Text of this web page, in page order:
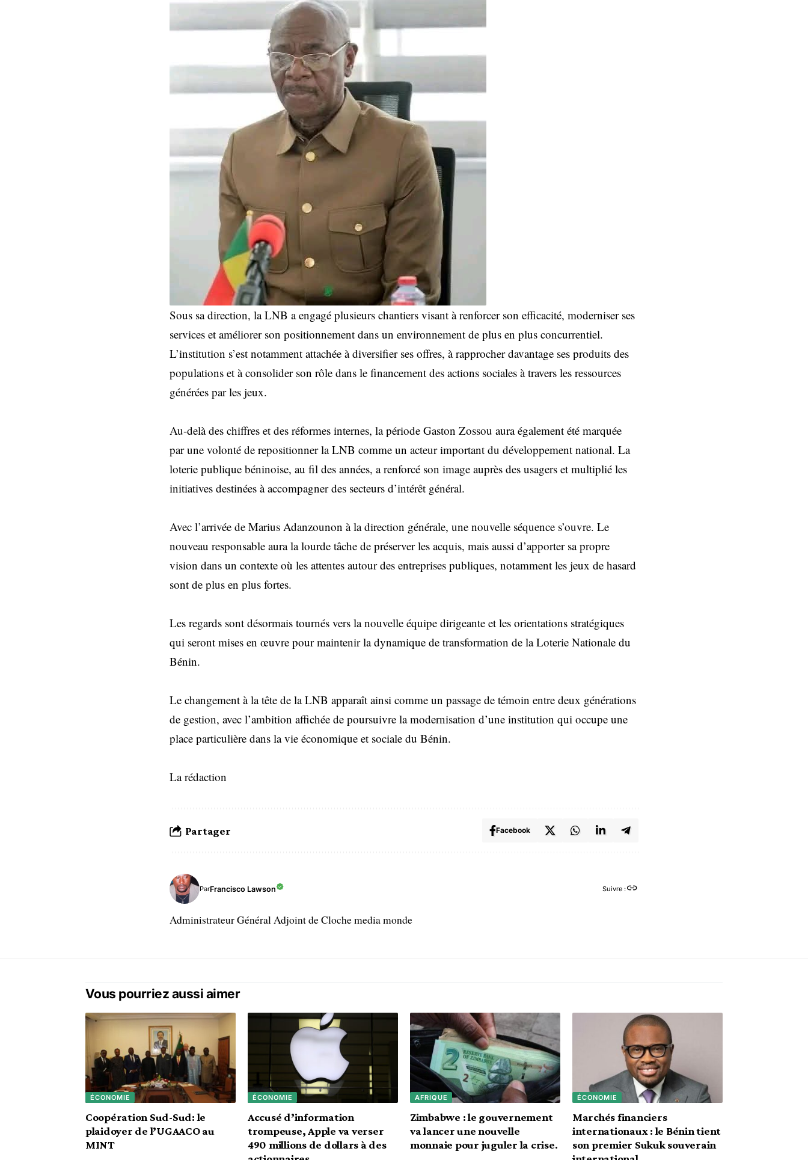
Sous sa direction, la LNB a engagé plusieurs chantiers visant à renforcer son efficacité, moderniser ses
services et améliorer son positionnement dans un environnement de plus en plus concurrentiel.
L’institution s’est notamment attachée à diversifier ses offres, à rapprocher davantage ses produits des
populations et à consolider son rôle dans le financement des actions sociales à travers les ressources
générées par les jeux.
Au-delà des chiffres et des réformes internes, la période Gaston Zossou aura également été marquée
par une volonté de repositionner la LNB comme un acteur important du développement national. La
loterie publique béninoise, au fil des années, a renforcé son image auprès des usagers et multiplié les
initiatives destinées à accompagner des secteurs d’intérêt général.
Avec l’arrivée de Marius Adanzounon à la direction générale, une nouvelle séquence s’ouvre. Le
nouveau responsable aura la lourde tâche de préserver les acquis, mais aussi d’apporter sa propre
vision dans un contexte où les attentes autour des entreprises publiques, notamment les jeux de hasard
sont de plus en plus fortes.
Les regards sont désormais tournés vers la nouvelle équipe dirigeante et les orientations stratégiques
qui seront mises en œuvre pour maintenir la dynamique de transformation de la Loterie Nationale du
Bénin.
Le changement à la tête de la LNB apparaît ainsi comme un passage de témoin entre deux générations
de gestion, avec l’ambition affichée de poursuivre la modernisation d’une institution qui occupe une
place particulière dans la vie économique et sociale du Bénin.
La rédaction
Partager Facebook
ParFrancisco Lawson Suivre :
Administrateur Général Adjoint de Cloche media monde
Vous pourriez aussi aimer
ÉCONOMIE
Coopération Sud-Sud: le
plaidoyer de l’UGAACO au
MINT
ÉCONOMIE
Accusé d’information
trompeuse, Apple va verser
490 millions de dollars à des
AFRIQUE
Zimbabwe : le gouvernement
va lancer une nouvelle
monnaie pour juguler la crise.
ÉCONOMIE
Marchés financiers
internationaux : le Bénin tient
son premier Sukuk souverain